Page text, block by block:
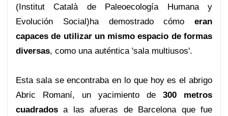
(Institut Català de Paleoecología Humana y
Evolución Social)ha demostrado cómo eran
capaces de utilizar un mismo espacio de formas
diversas, como una auténtica 'sala multiusos'.
Esta sala se encontraba en lo que hoy es el abrigo
Abric Romaní, un yacimiento de 300 metros
cuadradosa las afueras de Barcelona que fue